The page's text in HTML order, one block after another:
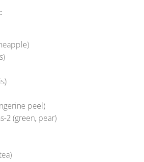
peel)
2 (green, pear)